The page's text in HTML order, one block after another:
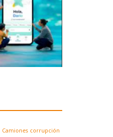
Camiones corrupción